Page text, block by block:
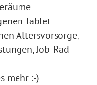
Tablet
Altersvorsorge,
Job-Rad
mehr :-)